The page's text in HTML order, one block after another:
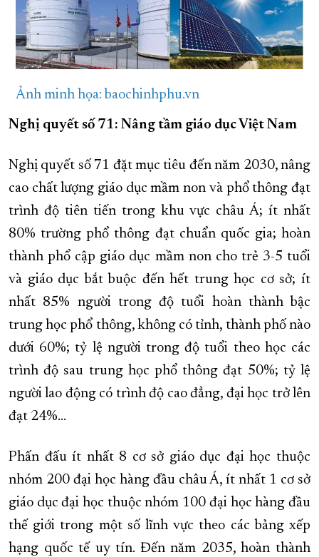
Ảnh minh họa: baochinhphu.vn
Nghị quyết số 71: Nâng tầm giáo dục Việt Nam
Nghị quyết số 71 đặt mục tiêu đến năm 2030, nâng
cao chất lượng giáo dục mầm non và phổ thông đạt
trình độ tiên tiến trong khu vực châu Á; ít nhất
80% trường phổ thông đạt chuẩn quốc gia; hoàn
thành phổ cập giáo dục mầm non cho trẻ 3-5 tuổi
và giáo dục bắt buộc đến hết trung học cơ sở; ít
nhất 85% người trong độ tuổi hoàn thành bậc
trung học phổ thông, không có tỉnh, thành phố nào
dưới 60%; tỷ lệ người trong độ tuổi theo học các
trình độ sau trung học phổ thông đạt 50%; tỷ lệ
người lao động có trình độ cao đẳng, đại học trở lên
đạt 24%...
Phấn đấu ít nhất 8 cơ sở giáo dục đại học thuộc
nhóm 200 đại học hàng đầu châu Á, ít nhất 1 cơ sở
giáo dục đại học thuộc nhóm 100 đại học hàng đầu
thế giới trong một số lĩnh vực theo các bảng xếp
hạng quốc tế uy tín. Đến năm 2035, hoàn thành